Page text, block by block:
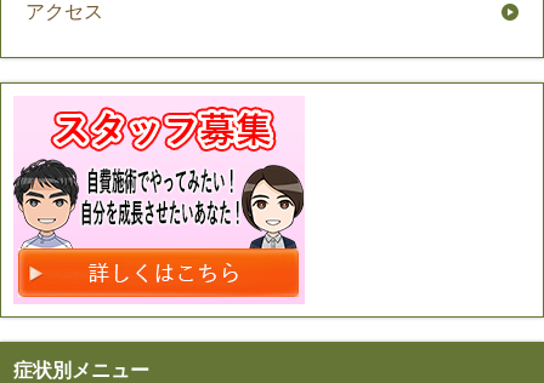
アクセス
症状別メニュー